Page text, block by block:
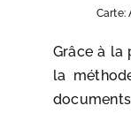
Carte:
Grâce à la
la